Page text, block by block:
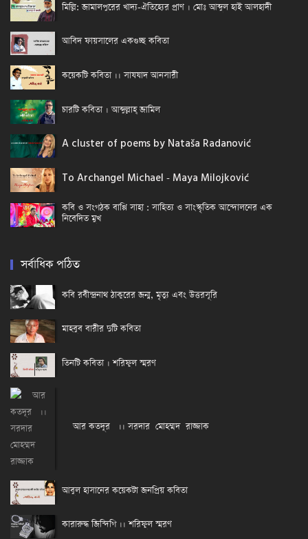
মিল্লি: জামালপুরের খাদ্য-ঐতিহ্যের প্রাণ । মোঃ আব্দুল হাই আলহাদী
আবিদ ফায়সালের একগুচ্ছ কবিতা
কয়েকটি কবিতা ।। সাযযাদ আনসারী
চারটি কবিতা । আব্দুল্লাহ্ জামিল
A cluster of poems by Nataša Radanović
To Archangel Michael - Maya Milojković
কবি ও সংগঠক বাপ্পি সাহা : সাহিত্য ও সাংস্কৃতিক আন্দোলনের এক
নিবেদিত মুখ
সর্বাধিক পঠিত
কবি রবীন্দ্রনাথ ঠাকুরের জন্ম, মৃত্যু এবং উত্তরসূরি
মাহবুব বারীর দুটি কবিতা
তিনটি কবিতা । শরিফুল স্মরণ
আর কতদূর ।। সরদার মোহম্মদ রাজ্জাক
আবুল হাসানের কয়েকটা জনপ্রিয় কবিতা
কারারুদ্ধ জিন্দিগি ।। শরিফুল স্মরণ